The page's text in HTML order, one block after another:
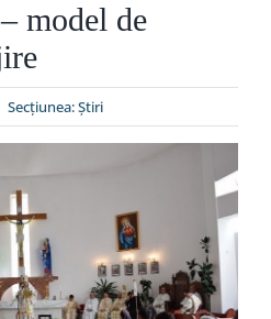
model de
Secțiunea:Ştiri